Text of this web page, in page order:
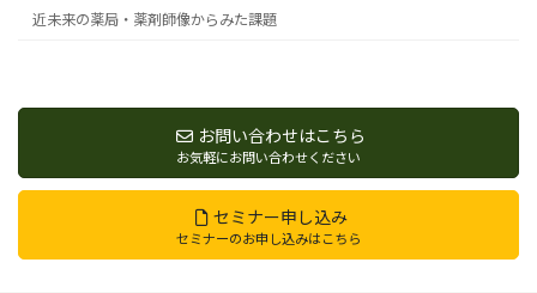
近未来の薬局・薬剤師像からみた課題
お問い合わせはこちら
お気軽にお問い合わせください
セミナー申し込み
セミナーのお申し込みはこちら